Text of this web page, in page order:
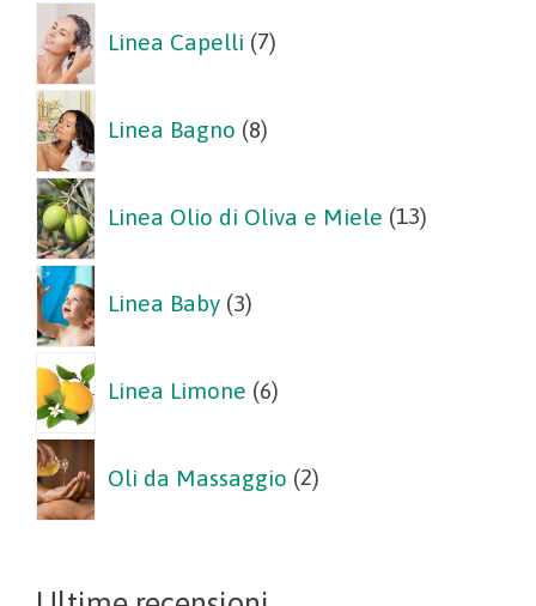
Linea Capelli 7prodotti
Linea Bagno 8prodotti
Linea Olio di Oliva e Miele 13prodotti
Linea Baby 3prodotti
Linea Limone 6prodotti
Oli da Massaggio 2prodotti